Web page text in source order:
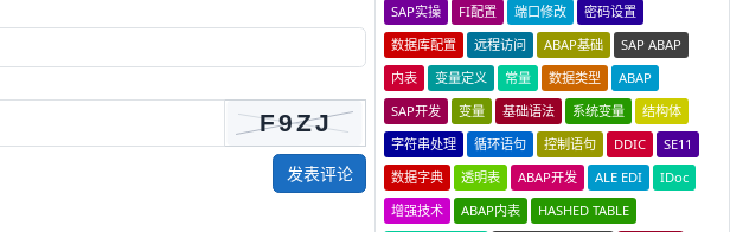
发表评论
SAP实操
FI配置 端口修改
密码设置
数据库配置
远程访问 ABAP基础
SAP ABAP
内表
变量定义 常量 数据类型
ABAP
SAP开发
变量 基础语法 系统变量
结构体
字符串处理
循环语句 控制语句 DDIC
SE11
数据字典
透明表 ABAP开发 ALE EDI
IDoc
增强技术
ABAP内表
HASHED TABLE